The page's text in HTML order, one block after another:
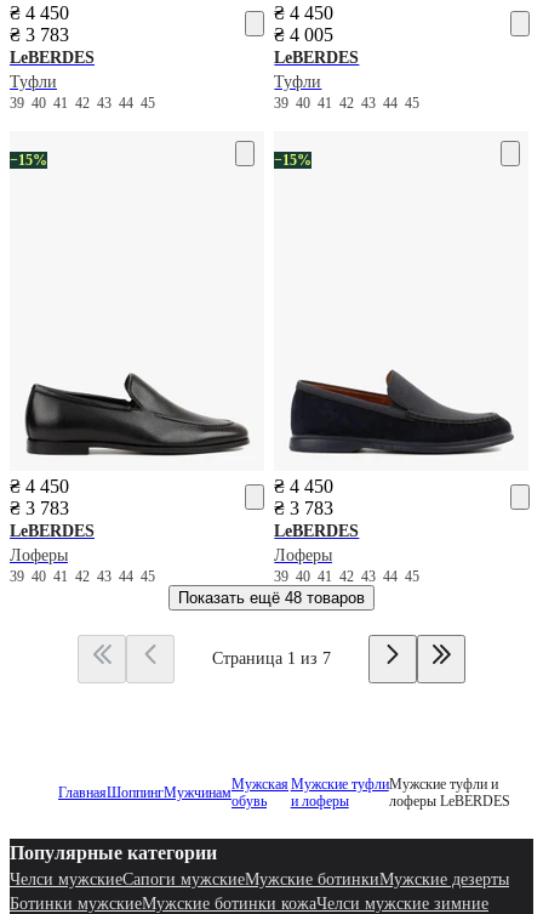
₴ 4 450
₴ 3 783
LeBERDES
Туфли
39 40 41 42 43 44 45
₴ 4 450
₴ 4 005
LeBERDES
Туфли
39404142434445
−15%
₴ 4 450
₴ 3 783
LeBERDES
Лоферы
39 40 41 42 43 44 45
−15%
₴ 4 450
₴ 3 783
LeBERDES
Лоферы
39404142434445
Показать ещё 48 товаров
Страница 1 из 7
ГлавнаяШоппингМужчинамМужская
обувь
Мужские туфли
и лоферы
Мужские туфли и
лоферы LeBERDES
Популярные категории
Челси мужскиеСапоги мужскиеМужские ботинкиМужские дезерты
Ботинки мужскиеМужские ботинки кожаЧелси мужские зимние